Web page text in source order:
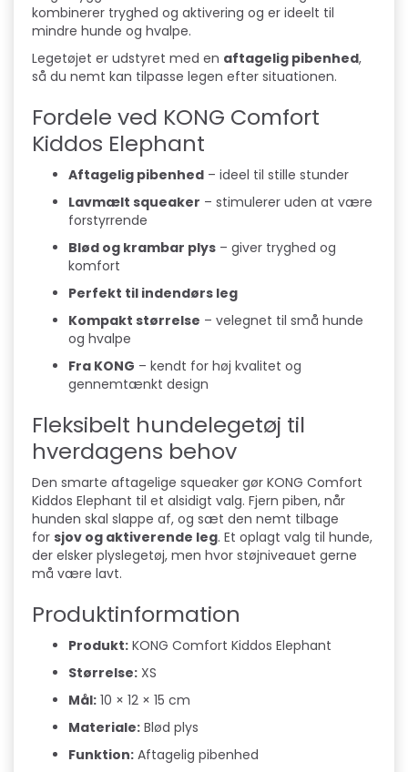
kombinerer tryghed og aktivering og er ideelt til
mindre hunde og hvalpe.
Legetøjet er udstyret med en aftagelig pibenhed,
så du nemt kan tilpasse legen efter situationen.
Fordele ved KONG Comfort
Kiddos Elephant
Aftagelig pibenhed – ideel til stille stunder
Lavmælt squeaker – stimulerer uden at være
forstyrrende
Blød og krambar plys – giver tryghed og
komfort
Perfekt til indendørs leg
Kompakt størrelse – velegnet til små hunde
og hvalpe
Fra KONG – kendt for høj kvalitet og
gennemtænkt design
Fleksibelt hundelegetøj til
hverdagens behov
Den smarte aftagelige squeaker gør KONG Comfort
Kiddos Elephant til et alsidigt valg. Fjern piben, når
hunden skal slappe af, og sæt den nemt tilbage
for sjov og aktiverende leg. Et oplagt valg til hunde,
der elsker plyslegetøj, men hvor støjniveauet gerne
må være lavt.
Produktinformation
Produkt: KONG Comfort Kiddos Elephant
Størrelse: XS
Mål: 10 × 12 × 15 cm
Materiale: Blød plys
Funktion: Aftagelig pibenhed